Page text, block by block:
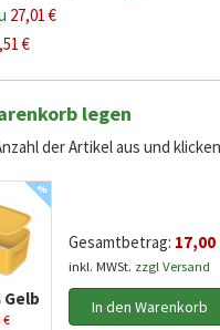
27,01 €
€
legen
der Artikel aus und
%
Gelb
€
Gesamtbetrag: 17,00
inkl. MWSt. zzgl Versand
In den Warenkorb